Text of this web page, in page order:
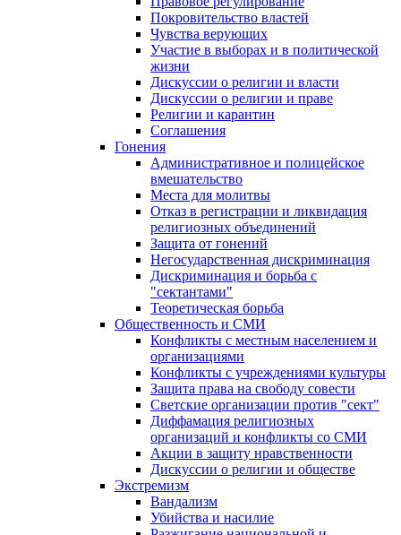
Покровительство властей
Чувства верующих
Участие в выборах и в политической
жизни
Дискуссии о религии и власти
Дискуссии о религии и праве
Религии и карантин
Соглашения
Гонения
Административное и полицейское
вмешательство
Места для молитвы
Отказ в регистрации и ликвидация
религиозных объединений
Защита от гонений
Негосударственная дискриминация
Дискриминация и борьба с
"сектантами"
Теоретическая борьба
Общественность и СМИ
Конфликты с местным населением и
организациями
Конфликты с учреждениями культуры
Защита права на свободу совести
Светские организации против "сект"
Диффамация религиозных
организаций и конфликты со СМИ
Акции в защиту нравственности
Дискуссии о религии и обществе
Экстремизм
Вандализм
Убийства и насилие